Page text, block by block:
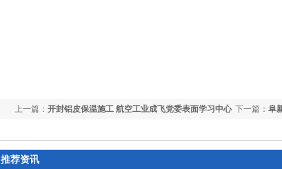
下一篇： 阜
上一篇： 开封铝皮保温施工 航空工业成飞党委表面学习中心
推荐资讯